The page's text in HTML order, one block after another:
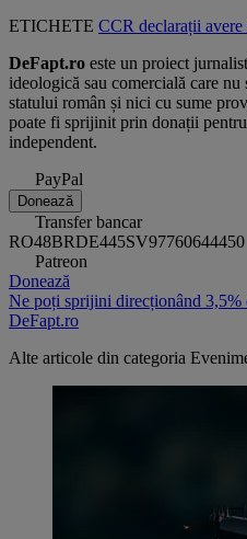
ETICHETE CCR declarații avere
DeFapt.ro este un proiect
ideologică sau comercială care
statului român și nici cu sume
poate fi sprijinit prin donații
independent.
PayPal
Donează
Transfer bancar
RO48BRDE445SV97760644450
Patreon
Donează
Ne poți sprijini direcționând
DeFapt.ro
Alte articole din categoria